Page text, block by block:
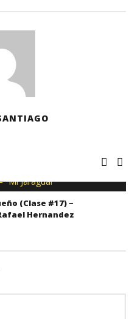
(Clase #17) –
Hernandez